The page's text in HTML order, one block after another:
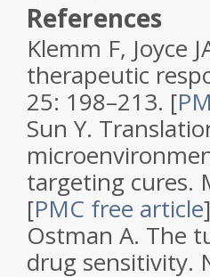
References
Klemm F, Joyce
therapeutic
25: 198–213. [
Sun Y.
targeting cures.
[PMC free article]
Ostman A. The
drug sensitivity.